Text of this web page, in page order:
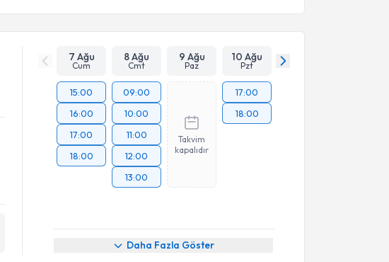
7 Ağu
Cum
8 Ağu
Cmt
9 Ağu
Paz
10 Ağu
Pzt
15:00
16:00
17:00
18:00
09:00
10:00
11:00
12:00
13:00
Takvim
kapalıdır
17:00
18:00
Daha Fazla Göster